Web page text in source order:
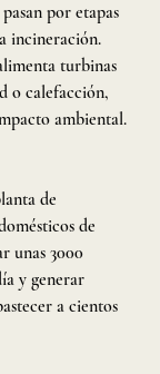
por etapas
incineración.
turbinas
o calefacción,
ambiental.
de
de
unas 3000
y generar
a cientos